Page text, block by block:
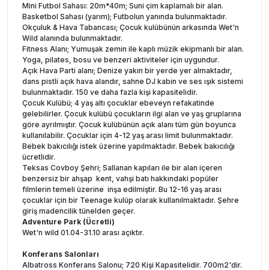
Mini Futbol Sahası: 20m*40m; Suni çim kaplamalı bir alan.
Basketbol Sahası (yarım); Futbolun yanında bulunmaktadır.
Okçuluk & Hava Tabancası; Çocuk kulübünün arkasında Wet'n
Wild alanında bulunmaktadır.
Fitness Alanı; Yumuşak zemin ile kaplı müzik ekipmanlı bir alan.
Yoga, pilates, bosu ve benzeri aktiviteler için uygundur.
Açık Hava Parti alanı; Denize yakın bir yerde yer almaktadır,
dans pistli açık hava alandır, sahne DJ kabin ve ses ışık sistemi
bulunmaktadır. 150 ve daha fazla kişi kapasitelidir.
Çocuk Kulübü; 4 yaş altı çocuklar ebeveyn refakatinde
gelebilirler. Çocuk kulübü çocukların ilgi alan ve yaş gruplarına
göre ayrılmıştır. Çocuk kulübünün açık alanı tüm gün boyunca
kullanılabilir. Çocuklar için 4-12 yaş arası limit bulunmaktadır.
Bebek bakıcılığı istek üzerine yapılmaktadır. Bebek bakıcılığı
ücretlidir.
Teksas Covboy Şehri; Sallanan kapıları ile bir alan içeren
benzersiz bir ahşap kent, vahşi batı hakkındaki popüler
filmlerin temeli üzerine inşa edilmiştir. Bu 12-16 yaş arası
çocuklar için bir Teenage kulüp olarak kullanılmaktadır. Şehre
giriş madencilik tünelden geçer.
Adventure Park (Ücretli)
Wet'n wild 01.04-31.10 arası açıktır.
Konferans Salonları
Albatross Konferans Salonu; 720 Kişi Kapasitelidir. 700m2'dir.